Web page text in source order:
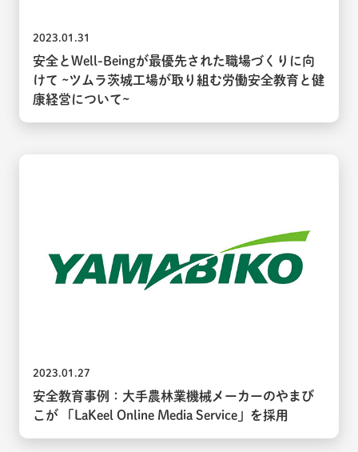
2023.01.31
安全とWell-Beingが最優先された職場づくりに向
けて ~ツムラ茨城工場が取り組む労働安全教育と健
康経営について~
2023.01.27
安全教育事例：大手農林業機械メーカーのやまび
こが 「LaKeel Online Media Service」を採用